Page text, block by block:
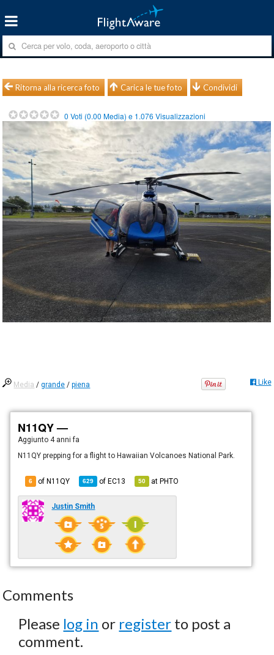
Ritorna alla ricerca foto Carica le tue foto Condividi
0 Voti (0.00 Media) e 1.076 Visualizzazioni
Media /grande /piena Like
N11QY —
Aggiunto 4 anni fa
N11QY prepping for a flight to Hawaiian Volcanoes National Park.
6 of N11QY 629 ofEC13 50 atPHTO
Justin Smith
Comments
Please log in or register to post a
comment.